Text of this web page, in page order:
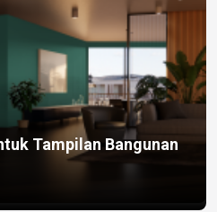
Tampilan Bangunan